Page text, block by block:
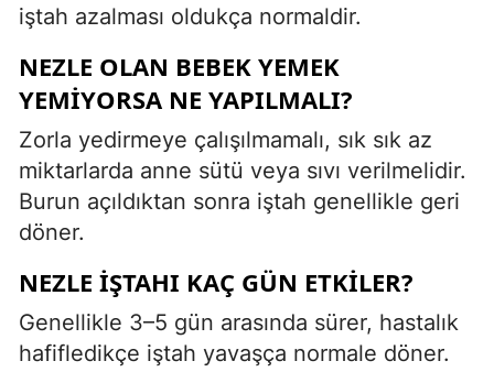
iştah azalması oldukça normaldir.
NEZLE OLAN BEBEK YEMEK
YEMIYORSA NE YAPILMALI?
Zorla yedirmeye çalışılmamalı, sık sık az
miktarlarda anne sütü veya sıvı verilmelidir.
Burun açıldıktan sonra iştah genellikle geri
döner.
NEZLE IŞTAHI KAÇ GÜN ETKILER?
Genellikle 3–5 gün arasında sürer, hastalık
hafifledikçe iştah yavaşça normale döner.